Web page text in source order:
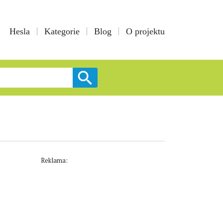
Hesla Kategorie Blog O projektu
Reklama: